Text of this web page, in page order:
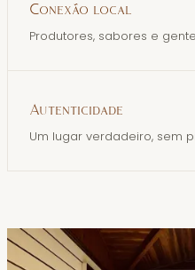
Conexão local
Produtores, sabores e
Autenticidade
Um lugar verdadeiro, sem